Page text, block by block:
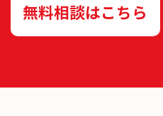
無料相談はこちら